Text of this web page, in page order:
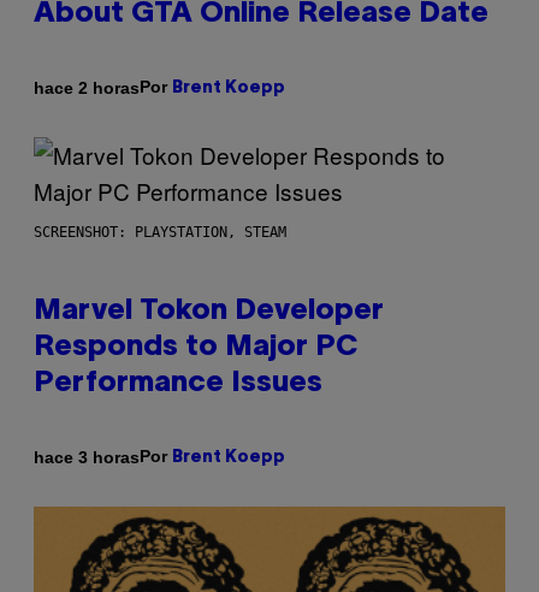
About GTA Online Release Date
hace 2 horasPor Brent Koepp
SCREENSHOT: PLAYSTATION, STEAM
Marvel Tokon Developer
Responds to Major PC
Performance Issues
hace 3 horasPor Brent Koepp